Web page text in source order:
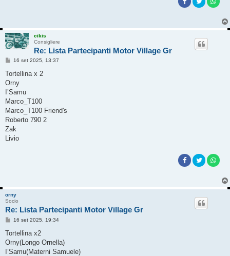
cikis
Consigliere
Re: Lista Partecipanti Motor Village Gr
M
s
a
g
i
o
16 set 2025, 13:37
Tortellina x 2
Orny
I’Samu
Marco_T100
Marco_T100 Friend's
Roberto 790 2
Zak
Livio
orny
Socio
Re: Lista Partecipanti Motor Village Gr
M
s
a
g
16 set 2025, 19:34
Tortellina x2
Orny(Longo Ornella)
I’Samu(Materni Samuele)